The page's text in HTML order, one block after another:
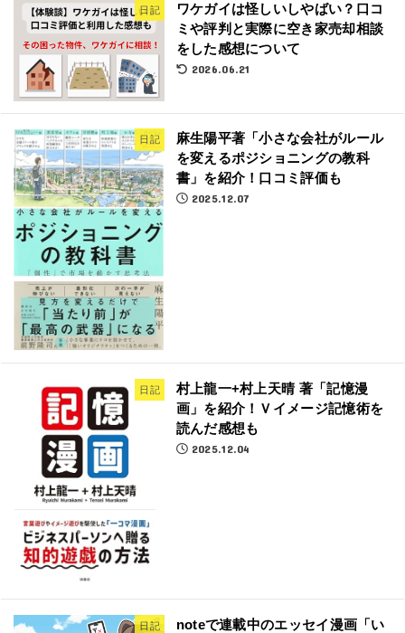
日記
ワケガイは怪しいしやばい？口コ
ミや評判と実際に空き家売却相談
をした感想について
2026.06.21
日記
麻生陽平著「小さな会社がルール
を変えるポジショニングの教科
書」を紹介！口コミ評価も
2025.12.07
日記
村上龍一+村上天晴 著「記憶漫
画」を紹介！Ｖイメージ記憶術を
読んだ感想も
2025.12.04
日記
noteで連載中のエッセイ漫画「い